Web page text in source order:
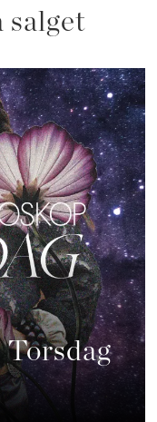
salget
Torsdag